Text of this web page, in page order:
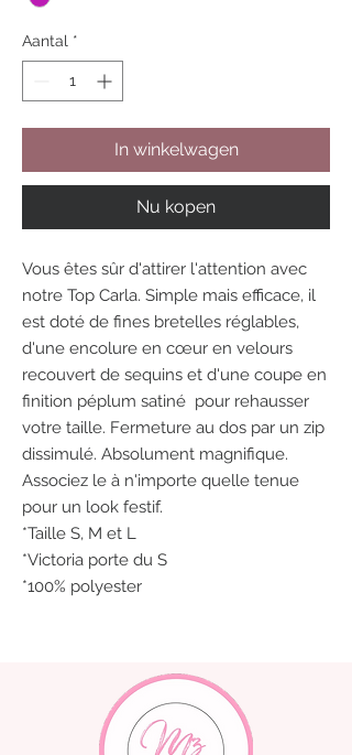
Aantal *
In winkelwagen
Nu kopen
Vous êtes sûr d'attirer l'attention avec
notre Top Carla. Simple mais efficace, il
est doté de fines bretelles réglables,
d'une encolure en cœur en velours
recouvert de sequins et d'une coupe en
finition péplum satiné pour rehausser
votre taille. Fermeture au dos par un zip
dissimulé. Absolument magnifique.
Associez le à n'importe quelle tenue
pour un look festif.
*Taille S, M et L
*Victoria porte du S
*100% polyester